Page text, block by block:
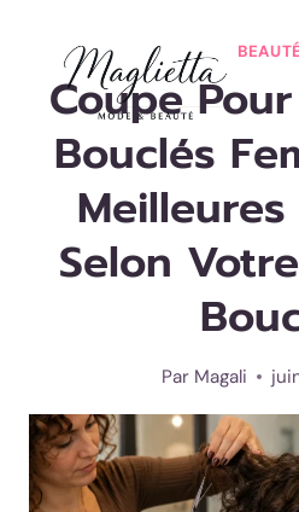
contenu
BEAUTÉ
Coupe
Bouclés
Selon
Par Magali